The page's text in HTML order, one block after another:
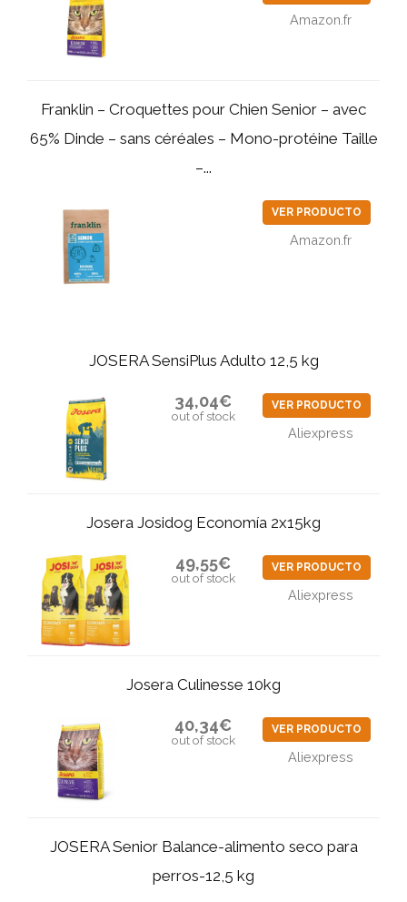
Amazon.fr
Franklin – Croquettes pour Chien Senior – avec
65% Dinde – sans céréales – Mono-protéine Taille
–...
VER PRODUCTO
Amazon.fr
JOSERA SensiPlus Adulto 12,5 kg
34,04€
out of stock
VER PRODUCTO
Aliexpress
Josera Josidog Economía 2x15kg
49,55€
out of stock
VER PRODUCTO
Aliexpress
Josera Culinesse 10kg
40,34€
out of stock
VER PRODUCTO
Aliexpress
JOSERA Senior Balance-alimento seco para
perros-12,5 kg